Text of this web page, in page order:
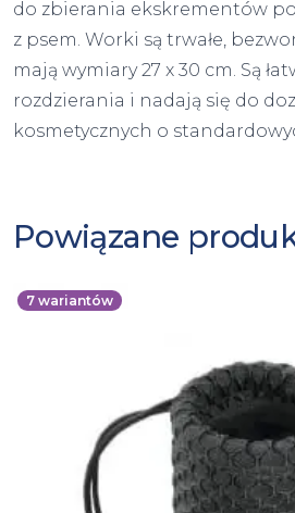
do zbierania ekskrementów
z psem. Worki są trwałe,
mają wymiary 27 x 30 cm. Są
rozdzierania i nadają się do
kosmetycznych o
Powiązane
7 wariantów